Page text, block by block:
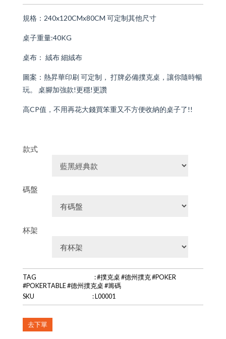
規格：240x120CMx80CM 可定制其他尺寸
桌子重量:40KG
桌布： 絨布 細絨布
圖案：熱昇華印刷 可定制， 打牌必備撲克桌，讓你隨時暢
玩。 桌腳加強款!更穩!更讚
高CP值，不用再花大錢買笨重又不方便收納的桌子了!!
款式
碼盤
杯架
TAG
: #撲克桌 #德州撲克 #POKER
#POKERTABLE #德州撲克桌 #籌碼
SKU
: L00001
去下單